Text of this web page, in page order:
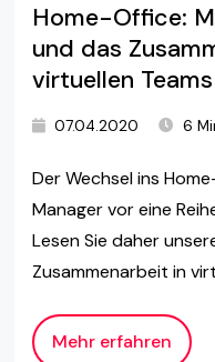
Home-Office:
und das
virtuellen Teams
07.04.2020 6
Der Wechsel ins
Manager vor eine
Lesen Sie daher
Zusammenarbeit in
Mehr erfahren